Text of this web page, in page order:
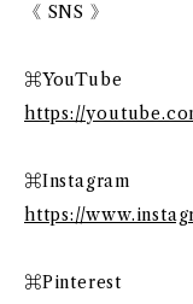
《 SNS 》
⌘YouTube
https://
⌘Instagram
https://
⌘Pinterest